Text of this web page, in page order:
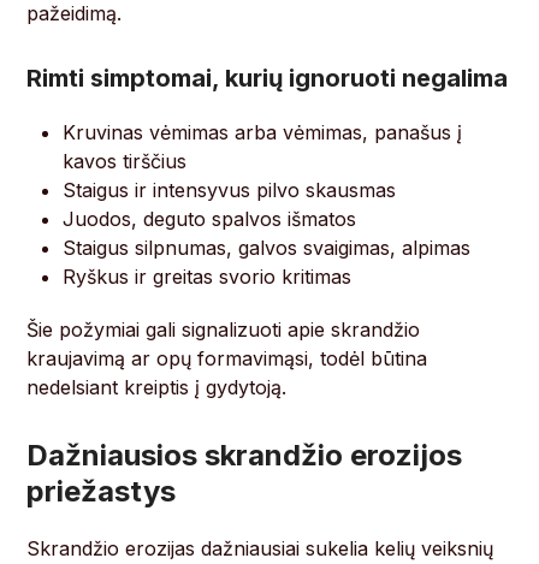
pažeidimą.
Rimti simptomai, kurių ignoruoti negalima
Kruvinas vėmimas arba vėmimas, panašus į
kavos tirščius
Staigus ir intensyvus pilvo skausmas
Juodos, deguto spalvos išmatos
Staigus silpnumas, galvos svaigimas, alpimas
Ryškus ir greitas svorio kritimas
Šie požymiai gali signalizuoti apie skrandžio
kraujavimą ar opų formavimąsi, todėl būtina
nedelsiant kreiptis į gydytoją.
Dažniausios skrandžio erozijos
priežastys
Skrandžio erozijas dažniausiai sukelia kelių veiksnių